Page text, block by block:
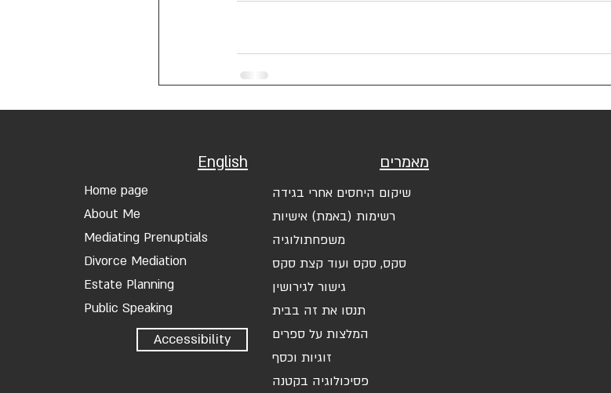
מאמרים
שיקום היחסים אחרי בגידה
רשימות (באמת) אישיות
משפחתולוגיה
סקס, סקס ועוד קצת סקס
גישור לגירושין
תנסו את זה בבית
המלצות על ספרים
זוגיות וכסף
פסיכולוגיה בקטנה
English
Home page
About Me
Mediating Prenuptials
Divorce Mediation
Estate Planning
Public Speaking
Accessibility